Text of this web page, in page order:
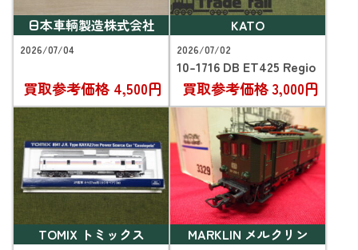
日本車輌製造株式会社
2026/07/04
買取参考価格 4,500円
KATO
2026/07/02
10-1716 DB ET425 Regio
買取参考価格3,000円
TOMIX トミックス MARKLIN メルクリン